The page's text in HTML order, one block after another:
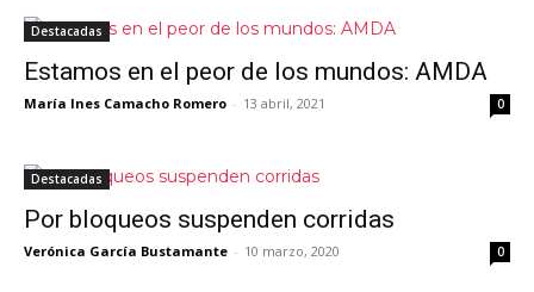
Destacadas
Estamos en el peor de los mundos: AMDA
María Ines Camacho Romero - 13 abril, 2021 0
Destacadas
Por bloqueos suspenden corridas
Verónica García Bustamante - 10 marzo, 2020 0